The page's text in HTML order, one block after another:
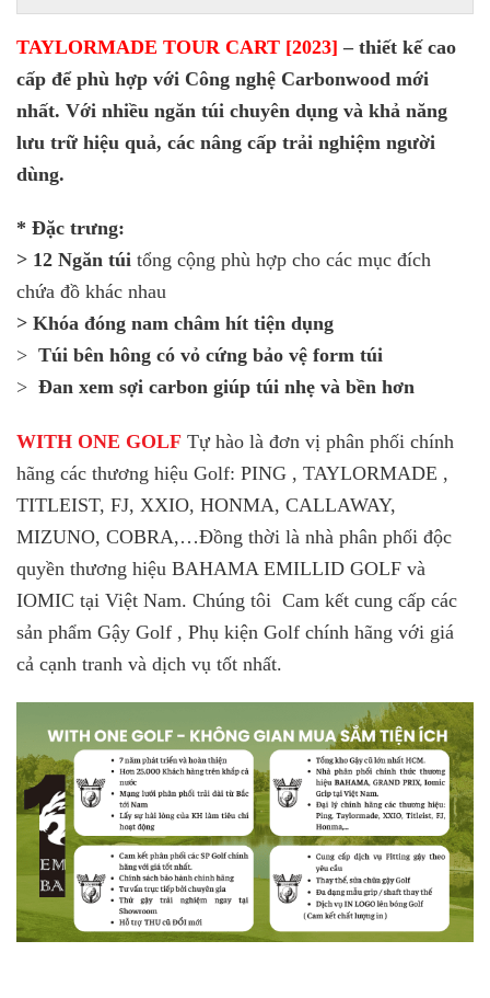
TAYLORMADE TOUR CART [2023]– thiết kế cao
cấp để phù hợp với Công nghệ Carbonwood mới
nhất. Với nhiều ngăn túi chuyên dụng và khả năng
lưu trữ hiệu quả, các nâng cấp trải nghiệm người
dùng.
* Đặc trưng:
> 12 Ngăn túi tổng cộng phù hợp cho các mục đích
chứa đồ khác nhau
> Khóa đóng nam châm hít tiện dụng
> Túi bên hông có vỏ cứng bảo vệ form túi
> Đan xem sợi carbon giúp túi nhẹ và bền hơn
WITH ONE GOLF Tự hào là đơn vị phân phối chính
hãng các thương hiệu Golf: PING , TAYLORMADE ,
TITLEIST, FJ, XXIO, HONMA, CALLAWAY,
MIZUNO, COBRA,…Đồng thời là nhà phân phối độc
quyền thương hiệu BAHAMA EMILLID GOLF và
IOMIC tại Việt Nam. Chúng tôi Cam kết cung cấp các
sản phẩm Gậy Golf , Phụ kiện Golf chính hãng với giá
cả cạnh tranh và dịch vụ tốt nhất.